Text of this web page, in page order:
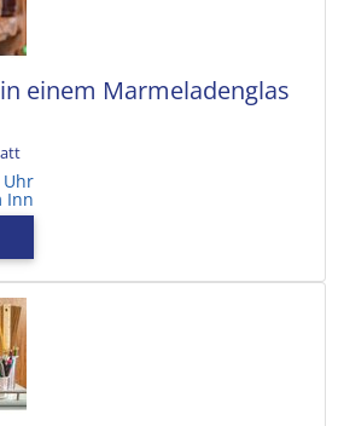
einem Marmeladenglas
Uhr
Inn